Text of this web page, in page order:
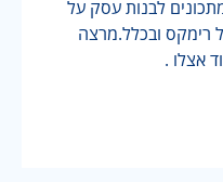
לבנות עסק על
ובכלל.מרצה
אצלו .